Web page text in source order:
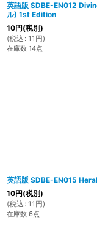
英語版 SDBE-EN012
ル) 1st Edition
10円(税別)
(税込 : 11 円)
在庫数 14点
英語版 SDBE-EN015
10円(税別)
(税込 : 11 円)
在庫数 6点